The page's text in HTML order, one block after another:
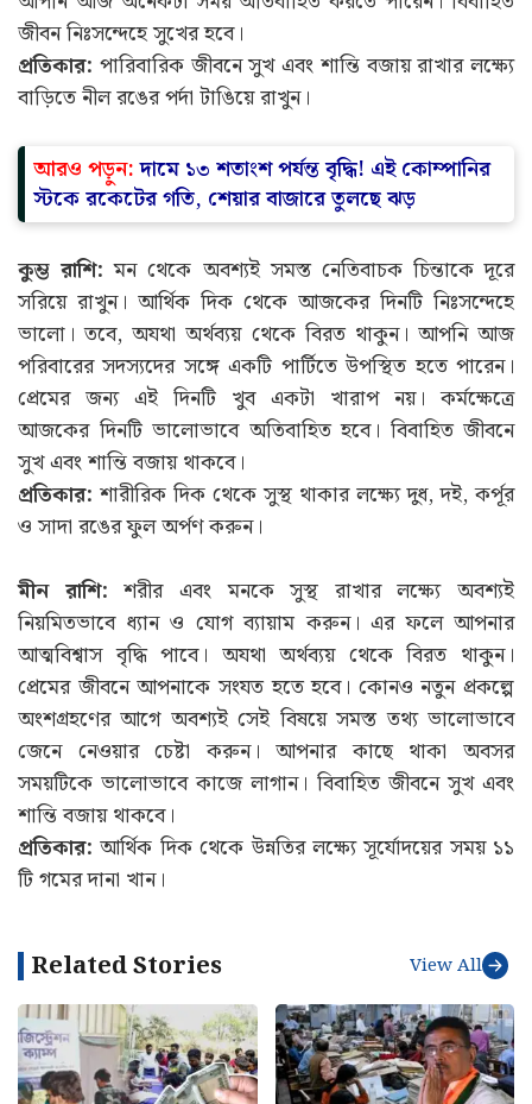
জীবন নিঃসন্দেহে সুখের হবে।
প্রতিকার: পারিবারিক জীবনে সুখ এবং শান্তি বজায় রাখার লক্ষ্যে
বাড়িতে নীল রঙের পর্দা টাঙিয়ে রাখুন।
আরও পড়ুন:দামে ১৩ শতাংশ পর্যন্ত বৃদ্ধি! এই কোম্পানির
স্টকে রকেটের গতি, শেয়ার বাজারে তুলছে ঝড়
কুম্ভ রাশি: মন থেকে অবশ্যই সমস্ত নেতিবাচক চিন্তাকে দূরে
সরিয়ে রাখুন। আর্থিক দিক থেকে আজকের দিনটি নিঃসন্দেহে
ভালো। তবে, অযথা অর্থব্যয় থেকে বিরত থাকুন। আপনি আজ
পরিবারের সদস্যদের সঙ্গে একটি পার্টিতে উপস্থিত হতে পারেন।
প্রেমের জন্য এই দিনটি খুব একটা খারাপ নয়। কর্মক্ষেত্রে
আজকের দিনটি ভালোভাবে অতিবাহিত হবে। বিবাহিত জীবনে
সুখ এবং শান্তি বজায় থাকবে।
প্রতিকার: শারীরিক দিক থেকে সুস্থ থাকার লক্ষ্যে দুধ, দই, কর্পূর
ও সাদা রঙের ফুল অর্পণ করুন।
মীন রাশি: শরীর এবং মনকে সুস্থ রাখার লক্ষ্যে অবশ্যই
নিয়মিতভাবে ধ্যান ও যোগ ব্যায়াম করুন। এর ফলে আপনার
আত্মবিশ্বাস বৃদ্ধি পাবে। অযথা অর্থব্যয় থেকে বিরত থাকুন।
প্রেমের জীবনে আপনাকে সংযত হতে হবে। কোনও নতুন প্রকল্পে
অংশগ্রহণের আগে অবশ্যই সেই বিষয়ে সমস্ত তথ্য ভালোভাবে
জেনে নেওয়ার চেষ্টা করুন। আপনার কাছে থাকা অবসর
সময়টিকে ভালোভাবে কাজে লাগান। বিবাহিত জীবনে সুখ এবং
শান্তি বজায় থাকবে।
প্রতিকার: আর্থিক দিক থেকে উন্নতির লক্ষ্যে সূর্যোদয়ের সময় ১১
টি গমের দানা খান।
Related Stories View All